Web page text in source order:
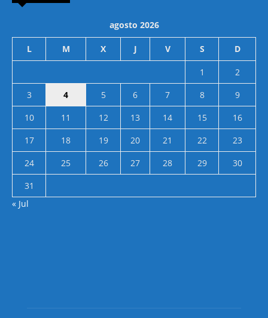
agosto 2026
L M X J V S D
1
2
3
4 5 6 7 8
9
10
11 12 13 14 15
16
17
18 19 20 21 22
23
24
25 26 27 28 29
30
31
« Jul